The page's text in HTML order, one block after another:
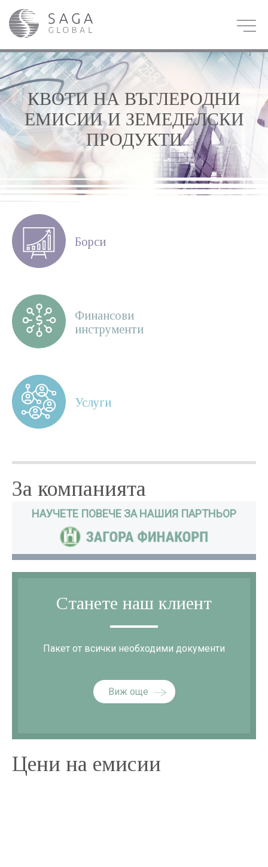
КВОТИ НА ВЪГЛЕРОДНИ
ЕМИСИИ И ЗЕМЕДЕЛСКИ
ПРОДУКТИ
Борси
Финансови
инструменти
Услуги
За компанията
НАУЧЕТЕ ПОВЕЧЕ ЗА НАШИЯ ПАРТНЬОР
Станете наш клиент
Пакет от всички необходими документи
Виж още
Цени на емисии